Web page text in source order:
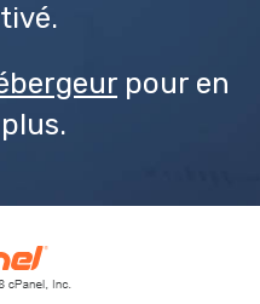
pour en